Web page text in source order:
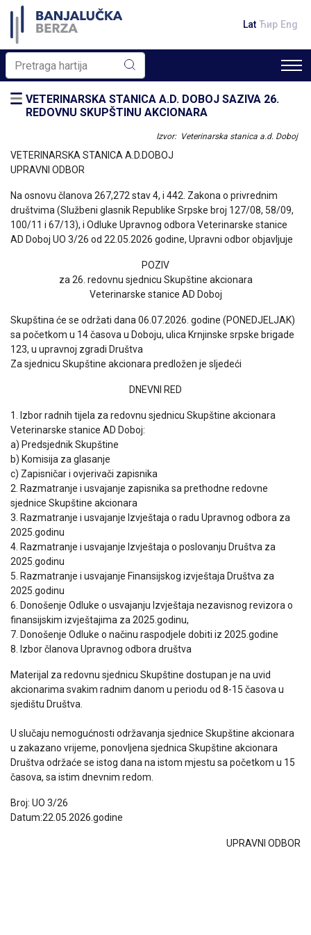
Lat Ћир Eng
VETERINARSKA STANICA A.D. DOBOJ SAZIVA 26.
REDOVNU SKUPŠTINU AKCIONARA
Izvor: Veterinarska stanica a.d. Doboj
VETERINARSKA STANICA A.D.DOBOJ
UPRAVNI ODBOR
Na osnovu članova 267,272 stav 4, i 442. Zakona o privrednim
društvima (Službeni glasnik Republike Srpske broj 127/08, 58/09,
100/11 i 67/13), i Odluke Upravnog odbora Veterinarske stanice
AD Doboj UO 3/26 od 22.05.2026 godine, Upravni odbor objavljuje
POZIV
za 26. redovnu sjednicu Skupštine akcionara
Veterinarske stanice AD Doboj
Skupština će se održati dana 06.07.2026. godine (PONEDJELJAK)
sa početkom u 14 časova u Doboju, ulica Krnjinske srpske brigade
123, u upravnoj zgradi Društva
Za sjednicu Skupštine akcionara predložen je sljedeći
DNEVNI RED
1. Izbor radnih tijela za redovnu sjednicu Skupštine akcionara
Veterinarske stanice AD Doboj:
a) Predsjednik Skupštine
b) Komisija za glasanje
c) Zapisničar i ovjerivači zapisnika
2. Razmatranje i usvajanje zapisnika sa prethodne redovne
sjednice Skupštine akcionara
3. Razmatranje i usvajanje Izvještaja o radu Upravnog odbora za
2025.godinu
4. Razmatranje i usvajanje Izvještaja o poslovanju Društva za
2025.godinu
5. Razmatranje i usvajanje Finansijskog izvještaja Društva za
2025.godinu
6. Donošenje Odluke o usvajanju Izvještaja nezavisnog revizora o
finansijskim izvještajima za 2025.godinu,
7. Donošenje Odluke o načinu raspodjele dobiti iz 2025.godine
8. Izbor članova Upravnog odbora društva
Materijal za redovnu sjednicu Skupštine dostupan je na uvid
akcionarima svakim radnim danom u periodu od 8-15 časova u
sjedištu Društva.
U slučaju nemogućnosti održavanja sjednice Skupštine akcionara
u zakazano vrijeme, ponovljena sjednica Skupštine akcionara
Društva održaće se istog dana na istom mjestu sa početkom u 15
časova, sa istim dnevnim redom.
Broj: UO 3/26
Datum:22.05.2026.godine
UPRAVNI ODBOR